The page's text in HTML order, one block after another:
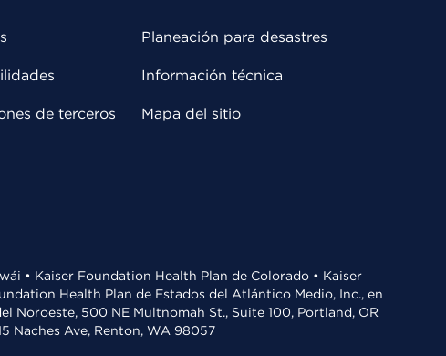
de terceros
Planeación para desastres
Información técnica
Mapa del sitio
• Kaiser Foundation Health Plan de Colorado • Kaiser
Health Plan de Estados del Atlántico Medio, Inc., en
Noroeste, 500 NE Multnomah St., Suite 100, Portland, OR
Naches Ave, Renton, WA 98057